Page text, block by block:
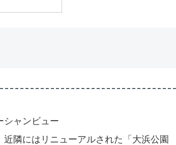
シャンビュー
隣にはリニューアルされた「大浜公園